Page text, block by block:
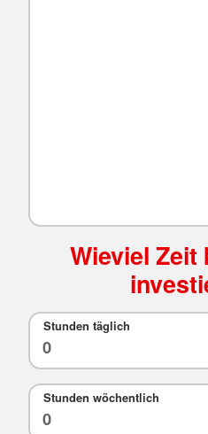
Wieviel Zeit
Stunden täglich
Stunden wöchentlich